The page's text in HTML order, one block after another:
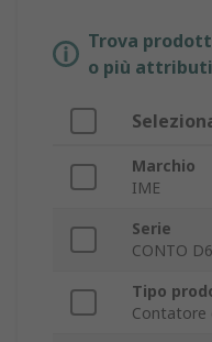
Trova
o più
Marchio
IME
Serie
CONTO D6
Tipo
Contatore